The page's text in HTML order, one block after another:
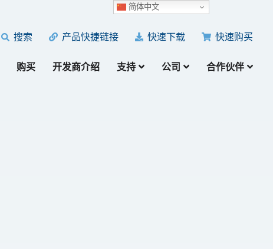
搜索 产品快捷链接 快速下载 快速购买
购买 开发商介绍 支持 公司 合作伙伴
简体中文